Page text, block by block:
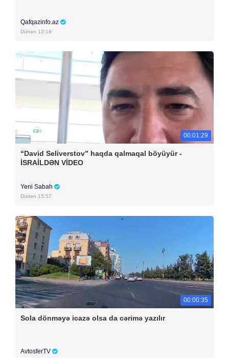
Qafqazinfo.az
Dünən 12:18
00:01:29
“David Seliverstov” haqda qalmaqal böyüyür -
İSRAİLDƏN VİDEO
Yeni Sabah
Dünən 15:57
00:00:35
Sola dönməyə icazə olsa da cərimə yazılır
AvtosferTV